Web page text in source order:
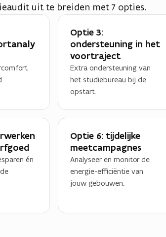
uit te breiden met 7 opties.
Optie 3:
ondersteuning in het
voortraject
Extra ondersteuning van
het studiebureau bij de
opstart.
én
Optie 6: tijdelijke
meetcampagnes
Analyseer en monitor de
energie-efficiëntie van
jouw gebouwen.